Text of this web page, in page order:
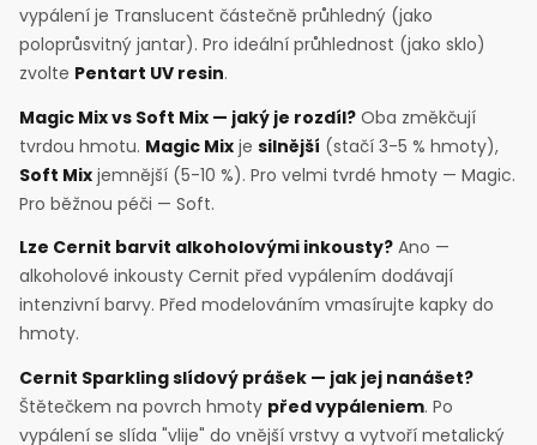
vypálení je Translucent částečně průhledný (jako
poloprůsvitný jantar). Pro ideální průhlednost (jako sklo)
zvolte Pentart UV resin.
Magic Mix vs Soft Mix — jaký je rozdíl? Oba změkčují
tvrdou hmotu. Magic Mix je silnější (stačí 3-5 % hmoty),
Soft Mix jemnější (5-10 %). Pro velmi tvrdé hmoty — Magic.
Pro běžnou péči — Soft.
Lze Cernit barvit alkoholovými inkousty? Ano —
alkoholové inkousty Cernit před vypálením dodávají
intenzivní barvy. Před modelováním vmasírujte kapky do
hmoty.
Cernit Sparkling slídový prášek — jak jej nanášet?
Štětečkem na povrch hmoty před vypáleniem. Po
vypálení se slída "vlije" do vnější vrstvy a vytvoří metalický